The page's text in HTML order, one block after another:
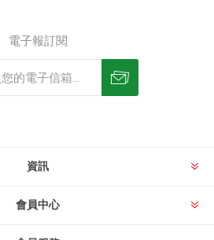
電子報訂閱
資訊
會員中心